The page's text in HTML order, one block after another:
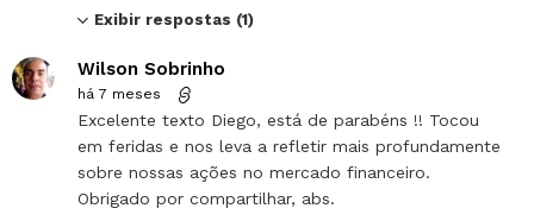
Exibir respostas (1)
Wilson Sobrinho
há 7 meses
Excelente texto Diego, está de parabéns !! Tocou
em feridas e nos leva a refletir mais profundamente
sobre nossas ações no mercado financeiro.
Obrigado por compartilhar, abs.